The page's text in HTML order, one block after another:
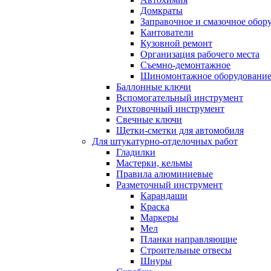
Домкраты
Заправочное и смазочное
Кантователи
Кузовной ремонт
Организация рабочего места
Съемно-демонтажное
Шиномонтажное оборудование
Баллонные ключи
Вспомогательный инструмент
Рихтовочный инструмент
Свечные ключи
Щетки-сметки для автомобиля
Для штукатурно-отделочных работ
Гладилки
Мастерки, кельмы
Правила алюминиевые
Разметочный инструмент
Карандаши
Краска
Маркеры
Мел
Планки направляющие
Строительные отвесы
Шнуры